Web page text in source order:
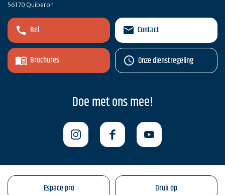
56170 Quiberon
Bel
Brochures
Contact
Onze dienstregeling
Doe met ons mee!
Espace pro Druk op